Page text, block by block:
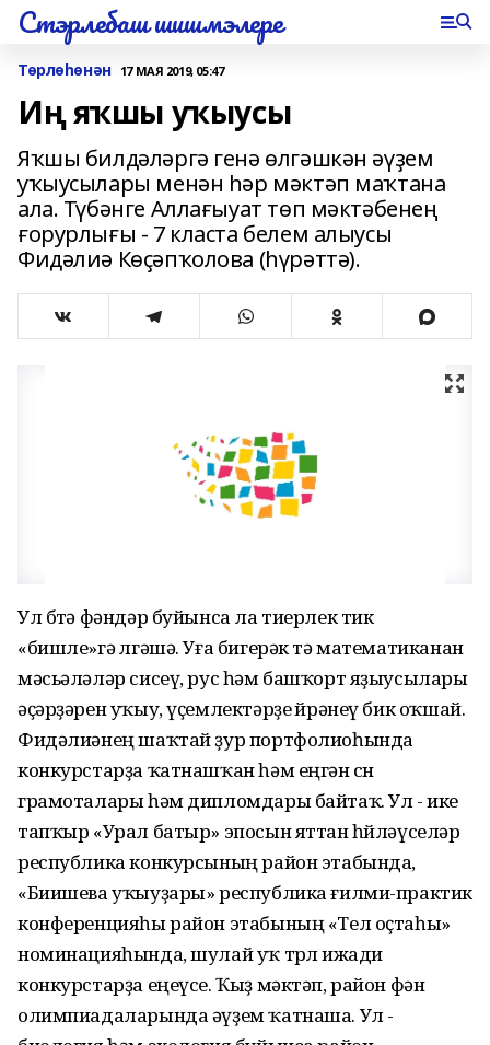
Стэрлебаш шишмэлере
Төрлөһөнән 17 МАЯ 2019, 05:47
Иң яҡшы уҡыусы
Яҡшы билдәләргә генә өлгәшкән әүҙем
уҡыусылары менән һәр мәктәп маҡтана
ала. Түбәнге Аллағыуат төп мәктәбенең
ғорурлығы - 7 класта белем алыусы
Фидәлиә Көҫәпҡолова (һүрәттә).
Ул бөтә фәндәр буйынса ла тиерлек тик
«бишле»гә өлгәшә. Уға бигерәк тә математиканан
мәсьәләләр сисеү, рус һәм башҡорт яҙыусылары
әҫәрҙәрен уҡыу, үҫемлектәрҙе өйрәнеү бик оҡшай.
Фидәлиәнең шаҡтай ҙур портфолиоһында
конкурстарҙа ҡатнашҡан һәм еңгән өсөн
грамоталары һәм дипломдары байтаҡ. Ул - ике
тапҡыр «Урал батыр» эпосын яттан һөйләүселәр
республика конкурсының район этабында,
«Биишева уҡыуҙары» республика ғилми-практик
конференцияһы район этабының «Тел оҫтаһы»
номинацияһында, шулай уҡ төрлө ижади
конкурстарҙа еңеүсе. Ҡыҙ мәктәп, район фән
олимпиадаларында әүҙем ҡатнаша. Ул -